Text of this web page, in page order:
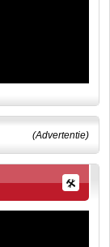
(Advertentie)